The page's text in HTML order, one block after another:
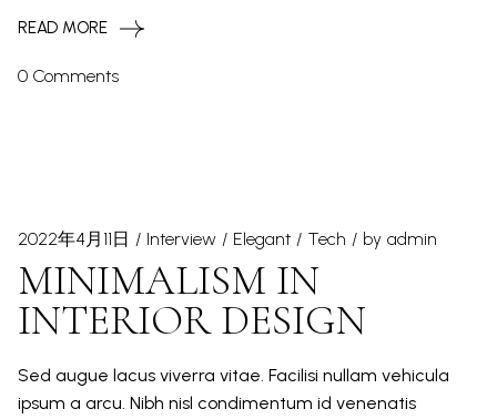
READ MORE
0 Comments
2022年4月11日 Interview Elegant Tech by admin
MINIMALISM IN
INTERIOR DESIGN
Sed augue lacus viverra vitae. Facilisi nullam vehicula
ipsum a arcu. Nibh nisl condimentum id venenatis